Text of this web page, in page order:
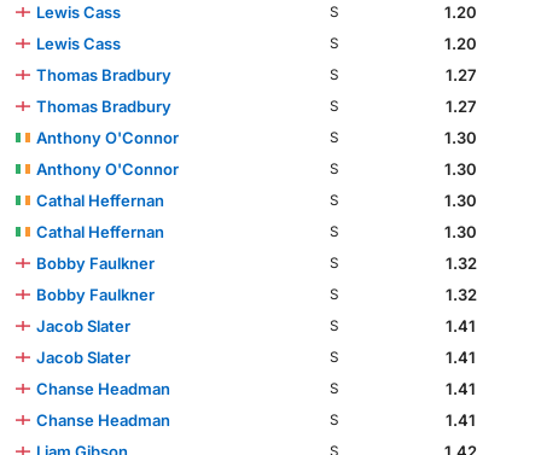
Lewis Cass
S
1.20
Lewis Cass
S
1.20
Thomas Bradbury
S
1.27
Thomas Bradbury
S
1.27
Anthony O'Connor
S
1.30
Anthony O'Connor
S
1.30
Cathal Heffernan
S
1.30
Cathal Heffernan
S
1.30
Bobby Faulkner
S
1.32
Bobby Faulkner
S
1.32
Jacob Slater
S
1.41
Jacob Slater
S
1.41
Chanse Headman
S
1.41
Chanse Headman
S
1.41
Liam Gibson
S 1.42